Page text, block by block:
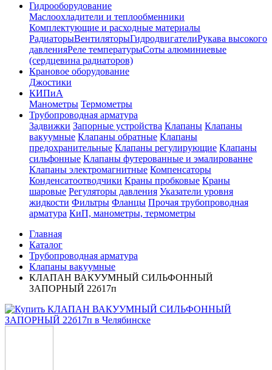
Гидрооборудование
Маслоохладители и теплообменники
Комплектующие и расходные материалы
РадиаторыВентиляторыГидродвигателиРукава высокого
давленияРеле температурыСоты алюминиевые
(сердцевина радиаторов)
Крановое оборудование
Джостики
КИПиА
Манометры Термометры
Трубопроводная арматура
Задвижки Запорные устройства Клапаны Клапаны
вакуумные Клапаны обратные Клапаны
предохранительные Клапаны регулирующие Клапаны
сильфонные Клапаны футерованные и эмалированне
Клапаны электромагнитные Компенсаторы
Конденсатоотводчики Краны пробковые Краны
шаровые Регуляторы давления Указатели уровня
жидкости Фильтры Фланцы Прочая трубопроводная
арматура КиП, манометры, термометры
Главная
Каталог
Трубопроводная арматура
Клапаны вакуумные
КЛАПАН ВАКУУМНЫЙ СИЛЬФОННЫЙ
ЗАПОРНЫЙ 22б17п